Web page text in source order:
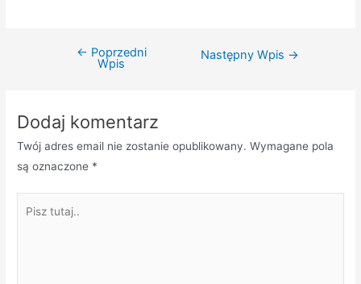
Nawigacja
← Poprzedni
Wpis
Następny Wpis →
Dodaj komentarz
Twój adres email nie zostanie opublikowany. Wymagane pola
są oznaczone *